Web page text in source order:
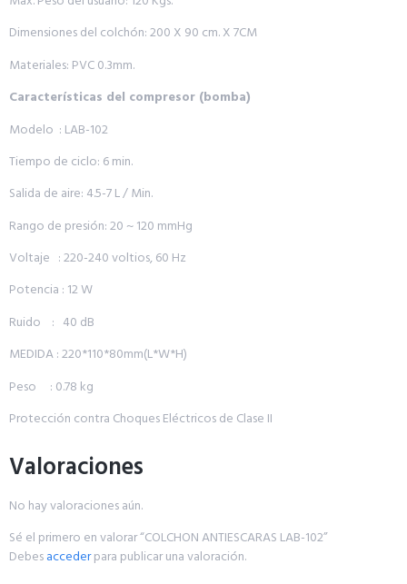
Dimensiones del colchón: 200 X 90 cm. X 7CM
Materiales: PVC 0.3mm.
Características del compresor (bomba)
Modelo : LAB-102
Tiempo de ciclo: 6 min.
Salida de aire: 4.5-7 L / Min.
Rango de presión: 20 ~ 120 mmHg
Voltaje : 220-240 voltios, 60 Hz
Potencia : 12 W
Ruido : 40 dB
MEDIDA : 220*110*80mm(L*W*H)
Peso : 0.78 kg
Protección contra Choques Eléctricos de Clase II
Valoraciones
No hay valoraciones aún.
Sé el primero en valorar “COLCHON ANTIESCARAS LAB-102”
Debesaccederpara publicar una valoración.